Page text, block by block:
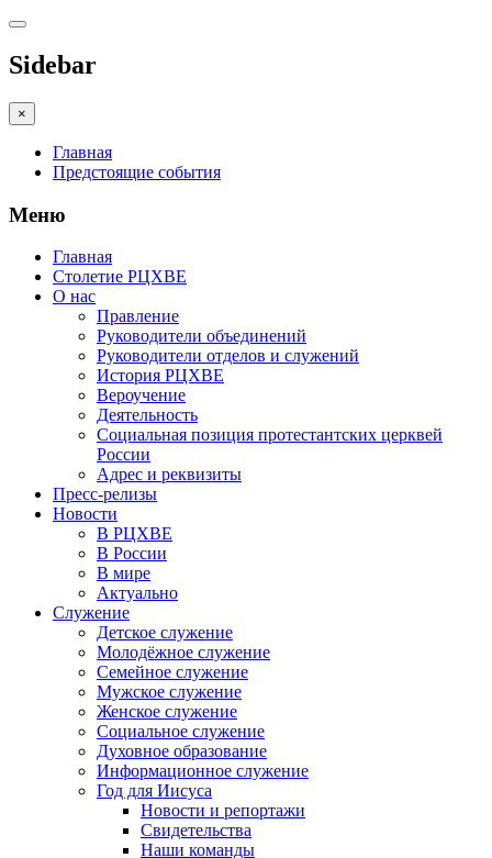
Sidebar
×
Главная
Предстоящие события
Меню
Главная
Столетие РЦХВЕ
О нас
Правление
Руководители объединений
Руководители отделов и служений
История РЦХВЕ
Вероучение
Деятельность
Социальная позиция протестантских церквей
России
Адрес и реквизиты
Пресс-релизы
Новости
В РЦХВЕ
В России
В мире
Актуально
Служение
Детское служение
Молодёжное служение
Семейное служение
Мужское служение
Женское служение
Социальное служение
Духовное образование
Информационное служение
Год для Иисуса
Новости и репортажи
Свидетельства
Наши команды